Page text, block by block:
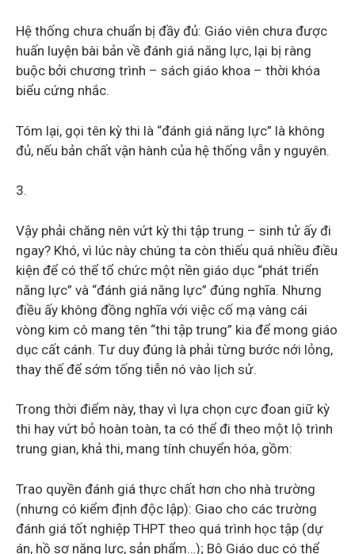
Hệ thống chưa chuẩn bị đầy đủ: Giáo viên chưa được
huấn luyện bài bản về đánh giá năng lực, lại bị ràng
buộc bởi chương trình – sách giáo khoa – thời khóa
biểu cứng nhắc.
Tóm lại, gọi tên kỳ thi là “đánh giá năng lực” là không
đủ, nếu bản chất vận hành của hệ thống vẫn y nguyên.
3.
Vậy phải chăng nên vứt kỳ thi tập trung – sinh tử ấy đi
ngay? Khó, vì lúc này chúng ta còn thiếu quá nhiều điều
kiện để có thể tổ chức một nền giáo dục “phát triển
năng lực” và “đánh giá năng lực” đúng nghĩa. Nhưng
điều ấy không đồng nghĩa với việc cố mạ vàng cái
vòng kim cô mang tên “thi tập trung” kia để mong giáo
dục cất cánh. Tư duy đúng là phải từng bước nới lỏng,
thay thế để sớm tống tiễn nó vào lịch sử.
Trong thời điểm này, thay vì lựa chọn cực đoan giữ kỳ
thi hay vứt bỏ hoàn toàn, ta có thể đi theo một lộ trình
trung gian, khả thi, mang tính chuyển hóa, gồm:
Trao quyền đánh giá thực chất hơn cho nhà trường
(nhưng có kiểm định độc lập): Giao cho các trường
đánh giá tốt nghiệp THPT theo quá trình học tập (dự
án, hồ sơ năng lực, sản phẩm…); Bộ Giáo dục có thể